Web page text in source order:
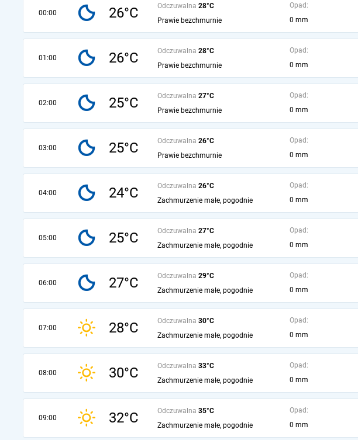
00:00 26°C Odczuwalna 28°C
Prawie bezchmurnie
Opad:
0 mm
01:00 26°C Odczuwalna 28°C
Prawie bezchmurnie
Opad:
0 mm
02:00 25°C Odczuwalna 27°C
Prawie bezchmurnie
Opad:
0 mm
03:00 25°C Odczuwalna 26°C
Prawie bezchmurnie
Opad:
0 mm
04:00 24°C Odczuwalna 26°C
Zachmurzenie małe, pogodnie
Opad:
0 mm
05:00 25°C Odczuwalna 27°C
Zachmurzenie małe, pogodnie
Opad:
0 mm
06:00 27°C Odczuwalna 29°C
Zachmurzenie małe, pogodnie
Opad:
0 mm
07:00 28°C Odczuwalna 30°C
Zachmurzenie małe, pogodnie
Opad:
0 mm
08:00 30°C Odczuwalna 33°C
Zachmurzenie małe, pogodnie
Opad:
0 mm
09:00 32°C Odczuwalna 35°C
Zachmurzenie małe, pogodnie
Opad:
0 mm